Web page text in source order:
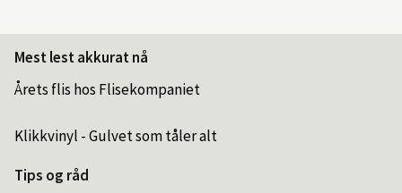
Mest lest akkurat nå
Årets flis hos Flisekompaniet
Klikkvinyl - Gulvet som tåler alt
Tips og råd